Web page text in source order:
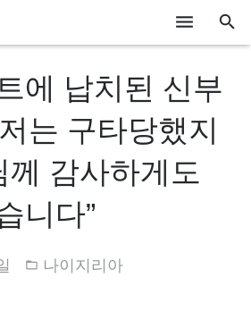
에 납치된 신부
는 구타당했지
께 감사하게도
니다”
나이지리아